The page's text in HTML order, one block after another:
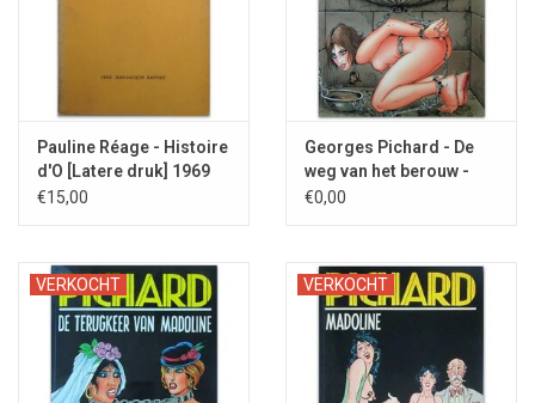
Pauline Réage - Histoire
d'O [Latere druk] 1969
€15,00
Georges Pichard - De
weg van het berouw -
1993
€0,00
VERKOCHT VERKOCHT